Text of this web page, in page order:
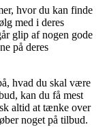
hvor du kan finde
med i deres
glip af nogen gode
på deres
hvad du skal være
kan du få mest
altid at tænke over
noget på tilbud.